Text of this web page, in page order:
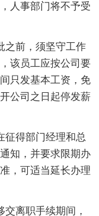
人事部门将不予受
之前，须坚守工作
该员工应按公司要
只发基本工资，免
公司之日起停发薪
征得部门经理和总
知，并要求限期办
，可适当延长办理
离职手续期间，